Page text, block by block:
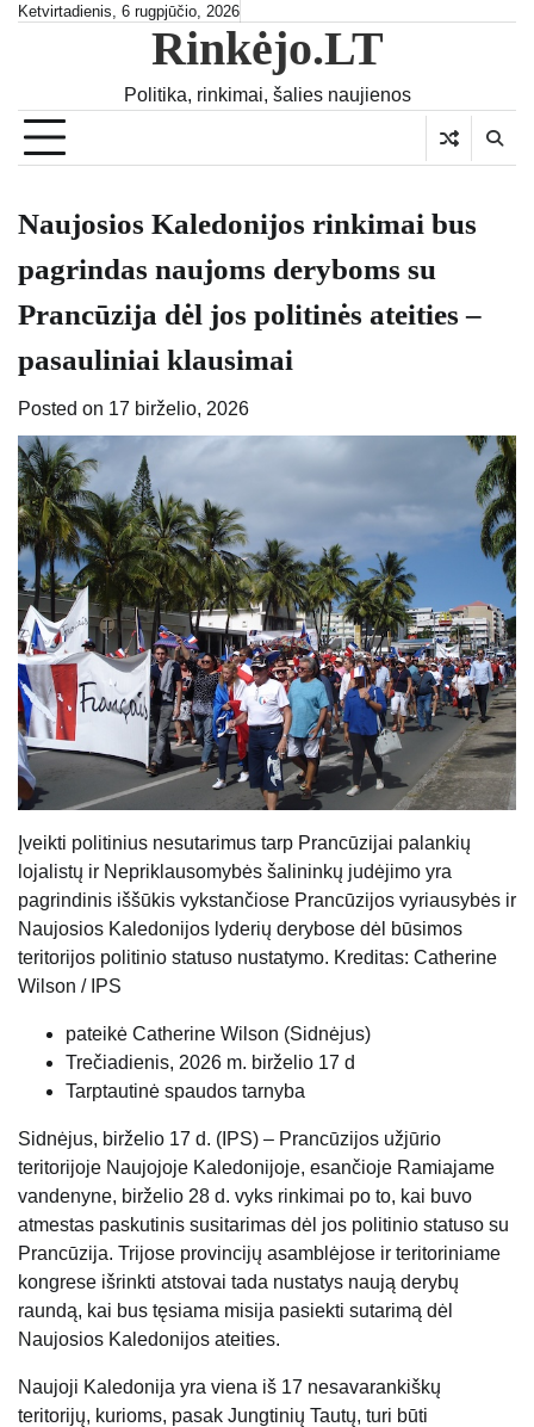
SkipKetvirtadienis, 6 rugpjūčio, 2026
Rinkėjo.LT
Politika, rinkimai, šalies naujienos
Naujosios Kaledonijos rinkimai bus
pagrindas naujoms deryboms su
Prancūzija dėl jos politinės ateities –
pasauliniai klausimai
Posted on 17 birželio, 2026
Įveikti politinius nesutarimus tarp Prancūzijai palankių
lojalistų ir Nepriklausomybės šalininkų judėjimo yra
pagrindinis iššūkis vykstančiose Prancūzijos vyriausybės ir
Naujosios Kaledonijos lyderių derybose dėl būsimos
teritorijos politinio statuso nustatymo. Kreditas: Catherine
Wilson / IPS
pateikė Catherine Wilson (Sidnėjus)
Trečiadienis, 2026 m. birželio 17 d
Tarptautinė spaudos tarnyba
Sidnėjus, birželio 17 d. (IPS) – Prancūzijos užjūrio
teritorijoje Naujojoje Kaledonijoje, esančioje Ramiajame
vandenyne, birželio 28 d. vyks rinkimai po to, kai buvo
atmestas paskutinis susitarimas dėl jos politinio statuso su
Prancūzija. Trijose provincijų asamblėjose ir teritoriniame
kongrese išrinkti atstovai tada nustatys naują derybų
raundą, kai bus tęsiama misija pasiekti sutarimą dėl
Naujosios Kaledonijos ateities.
Naujoji Kaledonija yra viena iš 17 nesavarankiškų
teritorijų, kurioms, pasak Jungtinių Tautų, turi būti